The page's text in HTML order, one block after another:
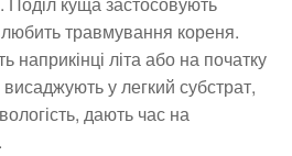
травмування кореня.
наприкінці літа або на початку
висаджують у легкий субстрат,
дають час на